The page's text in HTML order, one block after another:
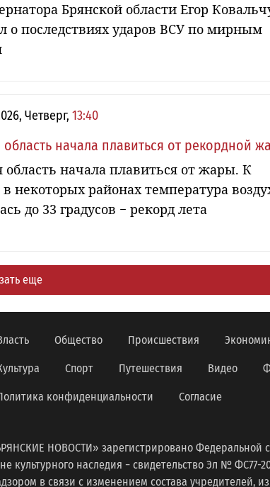
Брянской области Егор
о последствиях ударов ВСУ по мирным
Четверг, 13:40
область начала плавиться от рекордной
область начала плавиться от жары. К
некоторых районах температура
до 33 градусов − рекорд лета
еще
Общество Происшествия
Спорт Путешествия Видео
конфиденциальности Согласие
НОВОСТИ» зарегистрировано Федеральной
наследия − свидетельство Эл № ФС77-
в связи с изменением состава учредителей,